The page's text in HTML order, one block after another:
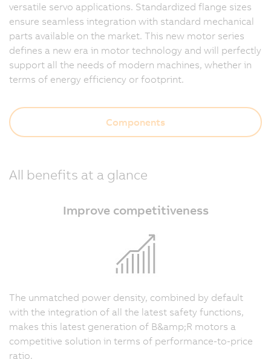
versatile servo applications. Standardized flange sizes
ensure seamless integration with standard mechanical
parts available on the market. This new motor series
defines a new era in motor technology and will perfectly
support all the needs of modern machines, whether in
terms of energy efficiency or footprint.
Components
All benefits at a glance
Improve competitiveness
The unmatched power density, combined by default
with the integration of all the latest safety functions,
makes this latest generation of B&amp;R motors a
competitive solution in terms of performance-to-price
ratio.